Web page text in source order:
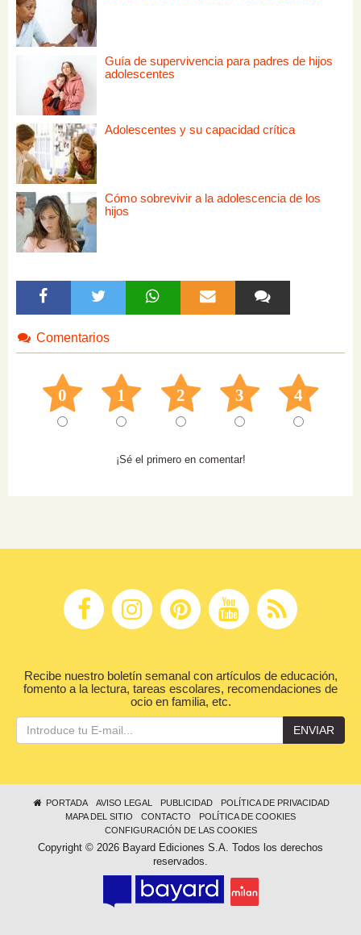
Guía de supervivencia para padres de hijos
adolescentes
Adolescentes y su capacidad crítica
Cómo sobrevivir a la adolescencia de los
hijos
Comentarios
0 1 2 3 4
¡Sé el primero en comentar!
Recibe nuestro boletín semanal con artículos de educación,
fomento a la lectura, tareas escolares, recomendaciones de
ocio en familia, etc.
ENVIAR
PORTADA AVISO LEGAL PUBLICIDAD
POLÍTICA DE PRIVACIDAD
MAPA DEL SITIO
CONTACTO
POLÍTICA DE COOKIES
CONFIGURACIÓN DE LAS COOKIES
Copyright © 2026 Bayard Ediciones S.A. Todos los derechos
reservados.